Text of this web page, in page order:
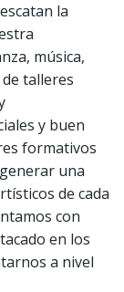
la
música,
talleres
y buen
formativos
una
de cada
con
en los
a nivel